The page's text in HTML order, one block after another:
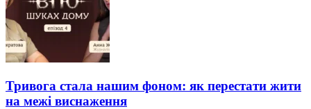
Тривога стала нашим фоном: як перестати жити
на межі виснаження